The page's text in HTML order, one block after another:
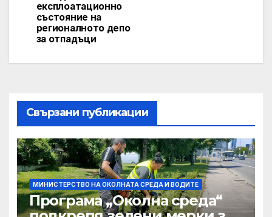
експлоатационно
състояние на
регионалното депо
за отпадъци
Свързани публикации
МИНИСТЕРСТВО НА ОКОЛНАТА СРЕДА И ВОДИТЕ
Програма „Околна среда“